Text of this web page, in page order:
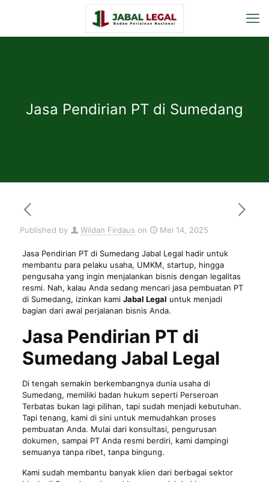
Jasa Pendirian PT di Sumedang
Published by Wildan Firdaus on Mei 14, 2025
Jasa Pendirian PT di Sumedang Jabal Legal hadir untuk
membantu para pelaku usaha, UMKM, startup, hingga
pengusaha yang ingin menjalankan bisnis dengan legalitas
resmi. Nah, kalau Anda sedang mencari jasa pembuatan PT
di Sumedang, izinkan kami Jabal Legal untuk menjadi
bagian dari awal perjalanan bisnis Anda.
Jasa Pendirian PT di
Sumedang Jabal Legal
Di tengah semakin berkembangnya dunia usaha di
Sumedang, memiliki badan hukum seperti Perseroan
Terbatas bukan lagi pilihan, tapi sudah menjadi kebutuhan.
Tapi tenang, kami di sini untuk memudahkan proses
pembuatan Anda. Mulai dari konsultasi, pengurusan
dokumen, sampai PT Anda resmi berdiri, kami dampingi
semuanya tanpa ribet, tanpa bingung.
Kami sudah membantu banyak klien dari berbagai sektor